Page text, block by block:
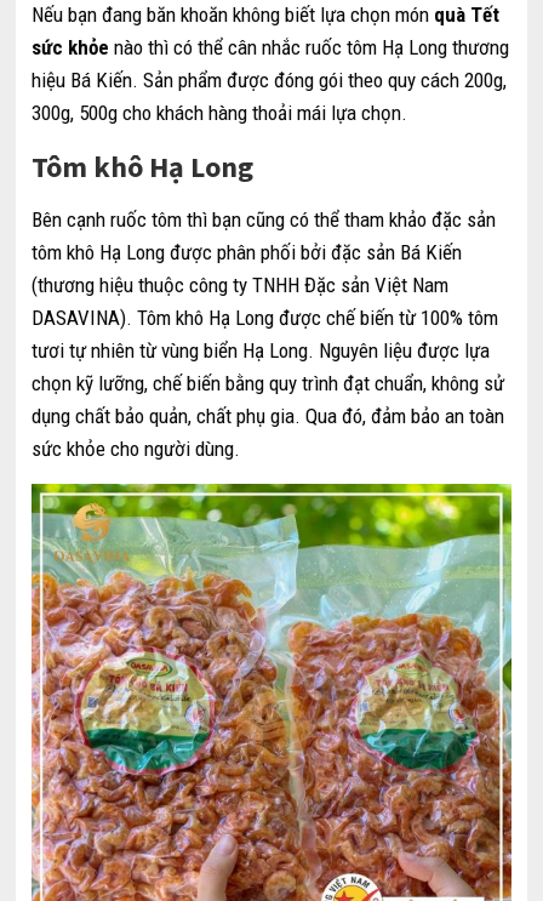
Nếu bạn đang băn khoăn không biết lựa chọn món quà Tết
sức khỏe nào thì có thể cân nhắc ruốc tôm Hạ Long thương
hiệu Bá Kiến. Sản phẩm được đóng gói theo quy cách 200g,
300g, 500g cho khách hàng thoải mái lựa chọn.
Tôm khô Hạ Long
Bên cạnh ruốc tôm thì bạn cũng có thể tham khảo đặc sản
tôm khô Hạ Long được phân phối bởi đặc sản Bá Kiến
(thương hiệu thuộc công ty TNHH Đặc sản Việt Nam
DASAVINA). Tôm khô Hạ Long được chế biến từ 100% tôm
tươi tự nhiên từ vùng biển Hạ Long. Nguyên liệu được lựa
chọn kỹ lưỡng, chế biến bằng quy trình đạt chuẩn, không sử
dụng chất bảo quản, chất phụ gia. Qua đó, đảm bảo an toàn
sức khỏe cho người dùng.